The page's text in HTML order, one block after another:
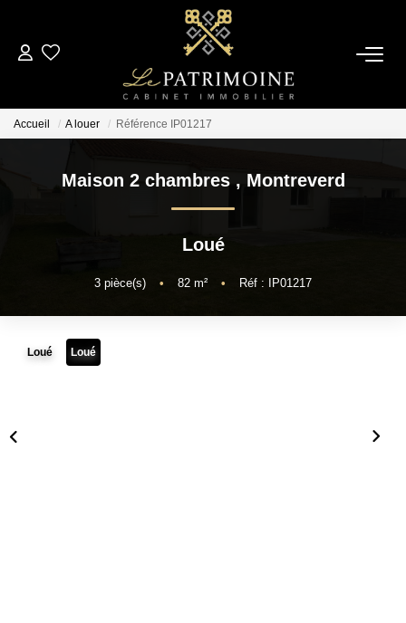
ACCUEIL
Ventes
Accueil A louer Référence IP01217
Maison 2 chambres , Montreverd
Loué
3 pièce(s) • 82 m² • Réf : IP01217
Loué Loué